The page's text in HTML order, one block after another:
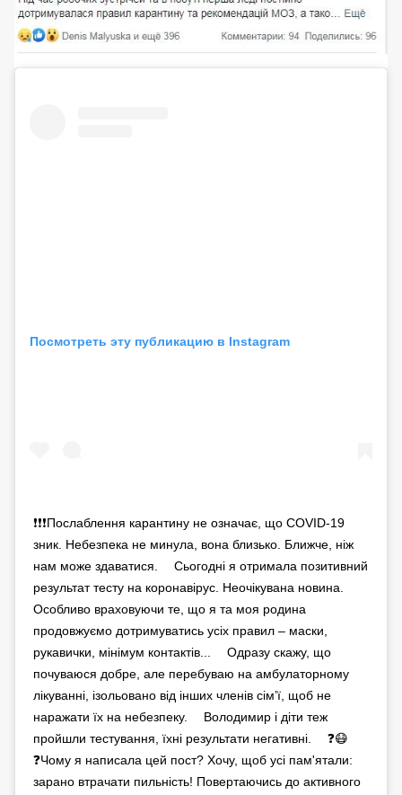
Посмотреть эту публикацию в Instagram
❗️❗️❗️Послаблення карантину не означає, що COVID-19
зник. Небезпека не минула, вона близько. Ближче, ніж
нам може здаватися. ⠀ Сьогодні я отримала позитивний
результат тесту на коронавірус. Неочікувана новина.
Особливо враховуючи те, що я та моя родина
продовжуємо дотримуватись усіх правил – маски,
рукавички, мінімум контактів... ⠀ Одразу скажу, що
почуваюся добре, але перебуваю на амбулаторному
лікуванні, ізольовано від інших членів сім’ї, щоб не
наражати їх на небезпеку. ⠀ Володимир і діти теж
пройшли тестування, їхні результати негативні. ⠀ ❓😷
❓Чому я написала цей пост? Хочу, щоб усі пам'ятали:
зарано втрачати пильність! Повертаючись до активного